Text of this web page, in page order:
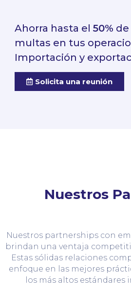
Ahorra hasta el 50% de
multas en tus
Importación y
Solicita una reunión
Nuestros
Nuestros partnerships con
brindan una ventaja
Estas sólidas relaciones
enfoque en las mejores
los más altos estándares